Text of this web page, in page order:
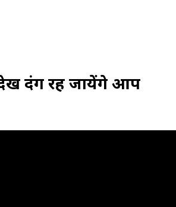
दंग रह जायेंगे आप